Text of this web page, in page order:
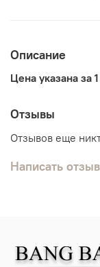
Описание
Цена указана за
Отзывы
Отзывов еще
Написать отзыв